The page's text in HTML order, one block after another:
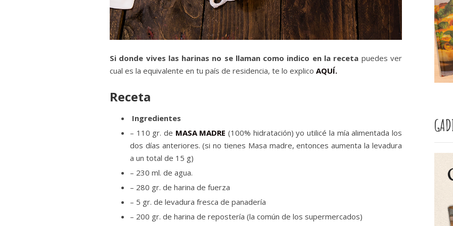
Si donde vives las harinas no se llaman como indico en la receta puedes ver
cual es la equivalente en tu país de residencia, te lo explico AQUÍ.
Receta
Ingredientes
– 110 gr. de MASA MADRE (100% hidratación) yo utilicé la mía alimentada los
dos días anteriores. (si no tienes Masa madre, entonces aumenta la levadura
a un total de 15 g)
– 230 ml. de agua.
– 280 gr. de harina de fuerza
– 5 gr. de levadura fresca de panadería
– 200 gr. de harina de repostería (la común de los supermercados)